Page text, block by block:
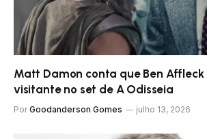
Matt Damon conta que Ben Affleck
visitante no set de A Odisseia
Por Goodanderson Gomes julho 13, 2026